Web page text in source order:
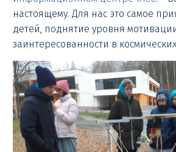
настоящему. Для нас это самое
детей, поднятие уровня
заинтересованности в